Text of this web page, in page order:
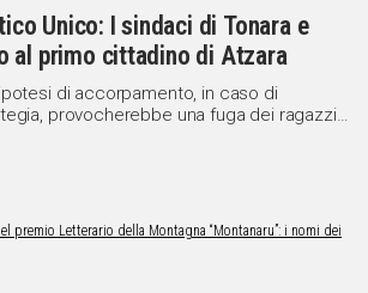
Unico: I sindaci di Tonara e
al primo cittadino di Atzara
di accorpamento, in caso di
provocherebbe una fuga dei ragazzi